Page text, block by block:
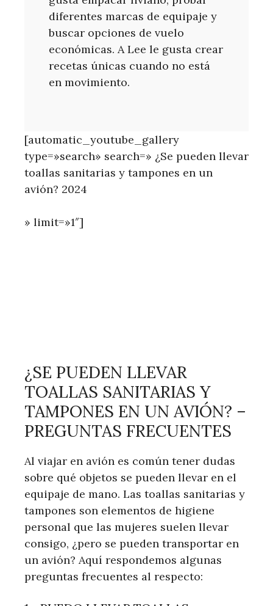
diferentes marcas de equipaje y
buscar opciones de vuelo
económicas. A Lee le gusta crear
recetas únicas cuando no está
en movimiento.
[automatic_youtube_gallery
type=»search» search=» ¿Se pueden llevar
toallas sanitarias y tampones en un
avión? 2024
» limit=»1″]
¿SE PUEDEN LLEVAR
TOALLAS SANITARIAS Y
TAMPONES EN UN AVIÓN? –
PREGUNTAS FRECUENTES
Al viajar en avión es común tener dudas
sobre qué objetos se pueden llevar en el
equipaje de mano. Las toallas sanitarias y
tampones son elementos de higiene
personal que las mujeres suelen llevar
consigo, ¿pero se pueden transportar en
un avión? Aquí respondemos algunas
preguntas frecuentes al respecto: